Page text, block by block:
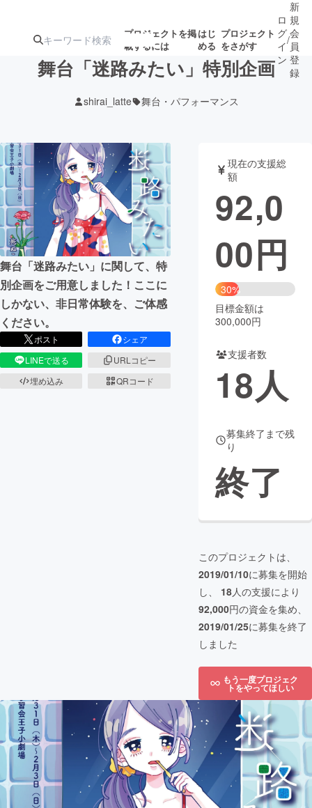
プロジェクトを掲
載するには
はじ
める
プロジェクト
をさがす
アート・写真
テクノロジー・ガジェット ゲーム・サ
映像・映画
ビジネス・起業 チャレンジ
まちづくり・地域活性化
CAMPFIRE for Social Good
CAMPFIRE Creation
コミュニティ
ロ
グ
イ
ン
/
新
規
会
員
登
録
舞台「迷路みたい」特別企画
shirai_latte 舞台・パフォーマンス
舞台「迷路みたい」に関して、特
別企画をご用意しました！ここに
しかない、非日常体験を、ご体感
ください。
ポスト
シェア
LINEで送る
URLコピー
埋め込み
QRコード
現在の支援総
額
92,0
00円
30%
目標金額は
300,000円
支援者数
18人
募集終了まで残
り
終了
このプロジェクトは、
2019/01/10に募集を開始
し、 18人の支援により
92,000円の資金を集め、
2019/01/25に募集を終了
しました
もう一度プロジェク
トをやってほしい